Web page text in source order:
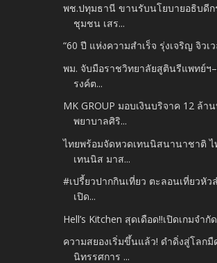
พช.ปทุมธานี ขานรับนโยบายอธิบดี
ชุมชน เสร...
“60 ปี แห่งความสำเร็จ รุ่งเจริญ จิวเ
พม. จับมือราชวิทยาลัยสูตินรีแพทย์ฯ
รงค์ต...
MK GROUP มอบเงินบริจาค 12 ล้า
พยาบาลศิริ...
ไทยพร้อมจัดหวดเทนนิสนานาชาติ
เทนนิส มาส...
#เปรี้ยวปากกินเที่ยว ตะลอนเที่ยวหัว
เปิด...
Hell’s Kitchen สุดเดือด!!เปิดเกมจำกั
ความสยองเริ่มขึ้นแล้ว! ดำดิ่งสู่โลกมื
นิทรรศการ ...